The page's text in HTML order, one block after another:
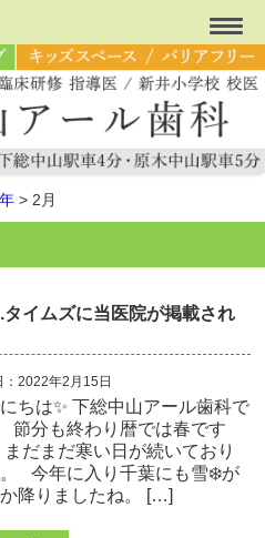
> 2月
イムズに当医院が掲載され
：2022年2月15日
ちは✨ 下総中山アール歯科で
節分も終わり暦では春です
まだまだ寒い日が続いており
。 今年に入り千葉にも雪❄️が
降りましたね。 […]